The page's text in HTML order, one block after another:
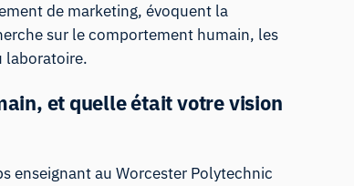
de marketing, évoquent la
sur le comportement humain, les
laboratoire.
et quelle était votre vision
enseignant au Worcester Polytechnic